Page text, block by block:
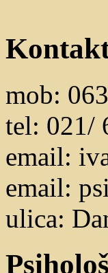
mob:
tel: 021/
email:
email:
ulica: